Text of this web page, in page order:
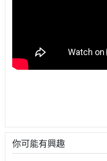
你可能有興趣